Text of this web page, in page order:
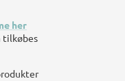
her
tilkøbes